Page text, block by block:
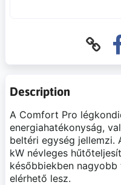
Description
A Comfort Pro
energiahatékonyság,
beltéri egység jellemzi.
kW névleges
későbbiekben
elérhető lesz.